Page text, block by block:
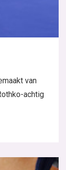
van
achtig